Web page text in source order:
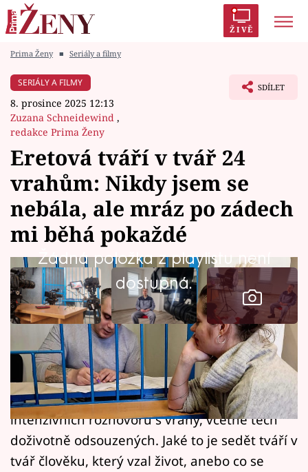
ŽIVĚ
Módní alarm
Témata
Celebrity
Vztahy
Seriály
Horoskopy
Sledujte prima+
Filmový festival Karlovy Vary
Pořady
Mámy sobě
Prima Ženy ■ Seriály a filmy
SERIÁLY A FILMY
8. prosince 2025 12:13
Zuzana Schneidewind ,
redakce Prima Ženy
SDÍLET
Eretová tváří v tvář 24
vrahům: Nikdy jsem se
nebála, ale mráz po zádech
mi běhá pokaždé
Žádná položka z playlistu není
dostupná.
Režisérka Martina Eretová má za sebou již tři
série dokumentárního cyklu s bezlítostnými
hrdlořezy, což pro ni znamenalo celkem 24
intenzivních rozhovorů s vrahy, včetně těch
doživotně odsouzených. Jaké to je sedět tváří v
tvář člověku, který vzal život, anebo co se